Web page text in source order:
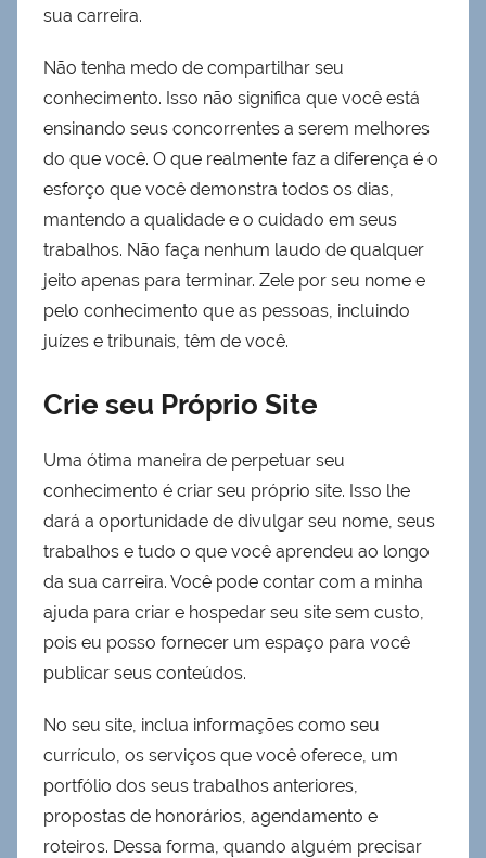
sua carreira.
Não tenha medo de compartilhar seu
conhecimento. Isso não significa que você está
ensinando seus concorrentes a serem melhores
do que você. O que realmente faz a diferença é o
esforço que você demonstra todos os dias,
mantendo a qualidade e o cuidado em seus
trabalhos. Não faça nenhum laudo de qualquer
jeito apenas para terminar. Zele por seu nome e
pelo conhecimento que as pessoas, incluindo
juízes e tribunais, têm de você.
Crie seu Próprio Site
Uma ótima maneira de perpetuar seu
conhecimento é criar seu próprio site. Isso lhe
dará a oportunidade de divulgar seu nome, seus
trabalhos e tudo o que você aprendeu ao longo
da sua carreira. Você pode contar com a minha
ajuda para criar e hospedar seu site sem custo,
pois eu posso fornecer um espaço para você
publicar seus conteúdos.
No seu site, inclua informações como seu
currículo, os serviços que você oferece, um
portfólio dos seus trabalhos anteriores,
propostas de honorários, agendamento e
roteiros. Dessa forma, quando alguém precisar